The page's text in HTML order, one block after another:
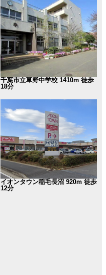
千葉市立草野中学校 1410m 徒歩
18分
イオンタウン稲毛長沼 920m 徒歩
12分